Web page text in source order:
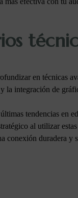
en técnicas
integración de
tendencias
al utilizar
conexión duradera